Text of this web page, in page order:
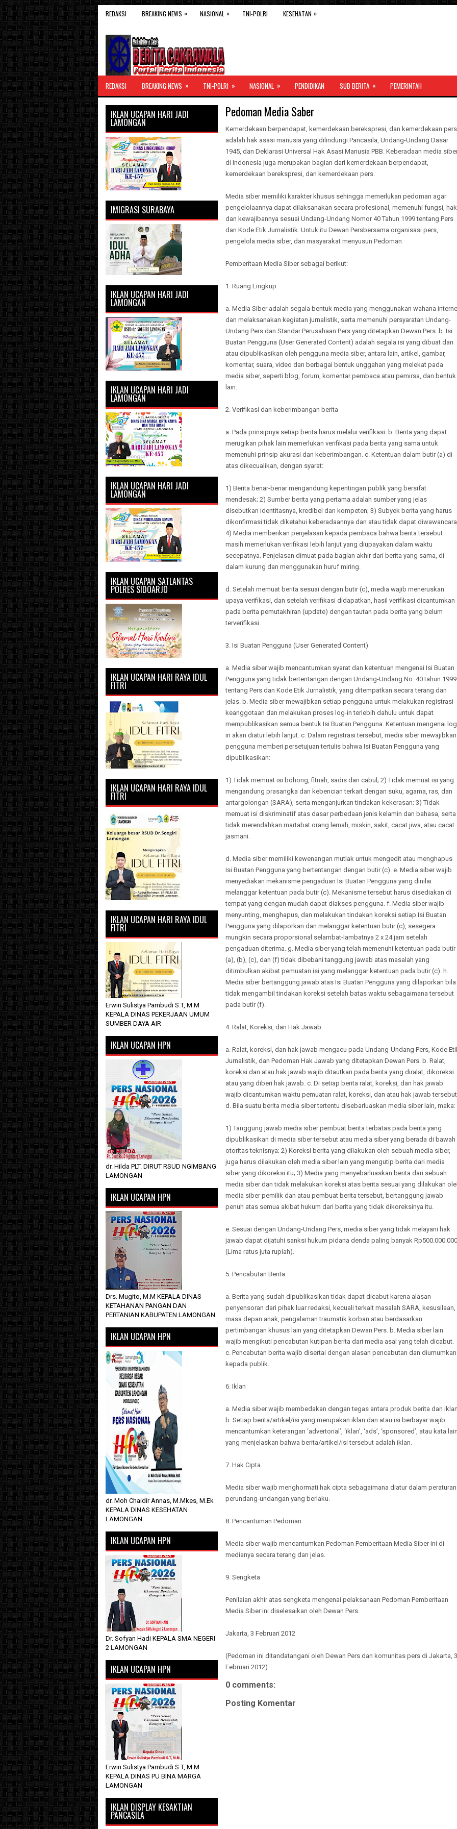
REDAKSI BREAKING NEWS » NASIONAL » TNI-POLRI KESEHATAN »
REDAKSI BREAKING NEWS » TNI-POLRI » NASIONAL » PENDIDIKAN SUB BERITA » PEMERINTAH
Pedoman Media Saber
Kemerdekaan berpendapat, kemerdekaan berekspresi, dan kemerdekaan pers
adalah hak asasi manusia yang dilindungi Pancasila, Undang-Undang Dasar
1945, dan Deklarasi Universal Hak Asasi Manusia PBB. Keberadaan media
di Indonesia juga merupakan bagian dari kemerdekaan berpendapat,
kemerdekaan berekspresi, dan kemerdekaan pers.
Media siber memiliki karakter khusus sehingga memerlukan pedoman agar
pengelolaannya dapat dilaksanakan secara profesional, memenuhi fungsi,
dan kewajibannya sesuai Undang-Undang Nomor 40 Tahun 1999 tentang Pers
dan Kode Etik Jurnalistik. Untuk itu Dewan Persbersama organisasi pers,
pengelola media siber, dan masyarakat menyusun Pedoman
Pemberitaan Media Siber sebagai berikut:
1. Ruang Lingkup
a. Media Siber adalah segala bentuk media yang menggunakan wahana
dan melaksanakan kegiatan jurnalistik, serta memenuhi persyaratan Undang-
Undang Pers dan Standar Perusahaan Pers yang ditetapkan Dewan Pers. b. Isi
Buatan Pengguna (User Generated Content) adalah segala isi yang dibuat dan
atau dipublikasikan oleh pengguna media siber, antara lain, artikel, gambar,
komentar, suara, video dan berbagai bentuk unggahan yang melekat pada
media siber, seperti blog, forum, komentar pembaca atau pemirsa, dan bentuk
lain.
2. Verifikasi dan keberimbangan berita
a. Pada prinsipnya setiap berita harus melalui verifikasi. b. Berita yang dapat
merugikan pihak lain memerlukan verifikasi pada berita yang sama untuk
memenuhi prinsip akurasi dan keberimbangan. c. Ketentuan dalam butir (a) di
atas dikecualikan, dengan syarat:
1) Berita benar-benar mengandung kepentingan publik yang bersifat
mendesak; 2) Sumber berita yang pertama adalah sumber yang jelas
disebutkan identitasnya, kredibel dan kompeten; 3) Subyek berita yang harus
dikonfirmasi tidak diketahui keberadaannya dan atau tidak dapat
4) Media memberikan penjelasan kepada pembaca bahwa berita tersebut
masih memerlukan verifikasi lebih lanjut yang diupayakan dalam waktu
secepatnya. Penjelasan dimuat pada bagian akhir dari berita yang sama, di
dalam kurung dan menggunakan huruf miring.
d. Setelah memuat berita sesuai dengan butir (c), media wajib meneruskan
upaya verifikasi, dan setelah verifikasi didapatkan, hasil verifikasi dicantumkan
pada berita pemutakhiran (update) dengan tautan pada berita yang belum
terverifikasi.
3. Isi Buatan Pengguna (User Generated Content)
a. Media siber wajib mencantumkan syarat dan ketentuan mengenai Isi Buatan
Pengguna yang tidak bertentangan dengan Undang-Undang No. 40 tahun 1999
tentang Pers dan Kode Etik Jurnalistik, yang ditempatkan secara terang dan
jelas. b. Media siber mewajibkan setiap pengguna untuk melakukan registrasi
keanggotaan dan melakukan proses log-in terlebih dahulu untuk dapat
mempublikasikan semua bentuk Isi Buatan Pengguna. Ketentuan mengenai
in akan diatur lebih lanjut. c. Dalam registrasi tersebut, media siber mewajibkan
pengguna memberi persetujuan tertulis bahwa Isi Buatan Pengguna yang
dipublikasikan:
1) Tidak memuat isi bohong, fitnah, sadis dan cabul; 2) Tidak memuat isi yang
mengandung prasangka dan kebencian terkait dengan suku, agama, ras, dan
antargolongan (SARA), serta menganjurkan tindakan kekerasan; 3) Tidak
memuat isi diskriminatif atas dasar perbedaan jenis kelamin dan bahasa, serta
tidak merendahkan martabat orang lemah, miskin, sakit, cacat jiwa, atau cacat
jasmani.
d. Media siber memiliki kewenangan mutlak untuk mengedit atau menghapus
Isi Buatan Pengguna yang bertentangan dengan butir (c). e. Media siber wajib
menyediakan mekanisme pengaduan Isi Buatan Pengguna yang dinilai
melanggar ketentuan pada butir (c). Mekanisme tersebut harus disediakan di
tempat yang dengan mudah dapat diakses pengguna. f. Media siber wajib
menyunting, menghapus, dan melakukan tindakan koreksi setiap Isi Buatan
Pengguna yang dilaporkan dan melanggar ketentuan butir (c), sesegera
mungkin secara proporsional selambat-lambatnya 2 x 24 jam setelah
pengaduan diterima. g. Media siber yang telah memenuhi ketentuan pada butir
(a), (b), (c), dan (f) tidak dibebani tanggung jawab atas masalah yang
ditimbulkan akibat pemuatan isi yang melanggar ketentuan pada butir (c). h.
Media siber bertanggung jawab atas Isi Buatan Pengguna yang dilaporkan bila
tidak mengambil tindakan koreksi setelah batas waktu sebagaimana tersebut
pada butir (f).
4. Ralat, Koreksi, dan Hak Jawab
a. Ralat, koreksi, dan hak jawab mengacu pada Undang-Undang Pers, Kode
Jurnalistik, dan Pedoman Hak Jawab yang ditetapkan Dewan Pers. b. Ralat,
koreksi dan atau hak jawab wajib ditautkan pada berita yang diralat, dikoreksi
atau yang diberi hak jawab. c. Di setiap berita ralat, koreksi, dan hak jawab
wajib dicantumkan waktu pemuatan ralat, koreksi, dan atau hak jawab
d. Bila suatu berita media siber tertentu disebarluaskan media siber lain, maka:
1) Tanggung jawab media siber pembuat berita terbatas pada berita yang
dipublikasikan di media siber tersebut atau media siber yang berada di bawah
otoritas teknisnya; 2) Koreksi berita yang dilakukan oleh sebuah media siber,
juga harus dilakukan oleh media siber lain yang mengutip berita dari media
siber yang dikoreksi itu; 3) Media yang menyebarluaskan berita dari sebuah
media siber dan tidak melakukan koreksi atas berita sesuai yang dilakukan
media siber pemilik dan atau pembuat berita tersebut, bertanggung jawab
penuh atas semua akibat hukum dari berita yang tidak dikoreksinya itu.
e. Sesuai dengan Undang-Undang Pers, media siber yang tidak melayani hak
jawab dapat dijatuhi sanksi hukum pidana denda paling banyak Rp500.000.000
(Lima ratus juta rupiah).
5. Pencabutan Berita
a. Berita yang sudah dipublikasikan tidak dapat dicabut karena alasan
penyensoran dari pihak luar redaksi, kecuali terkait masalah SARA, kesusilaan,
masa depan anak, pengalaman traumatik korban atau berdasarkan
pertimbangan khusus lain yang ditetapkan Dewan Pers. b. Media siber lain
wajib mengikuti pencabutan kutipan berita dari media asal yang telah dicabut.
c. Pencabutan berita wajib disertai dengan alasan pencabutan dan diumumkan
kepada publik.
6. Iklan
a. Media siber wajib membedakan dengan tegas antara produk berita dan
b. Setiap berita/artikel/isi yang merupakan iklan dan atau isi berbayar wajib
mencantumkan keterangan ‘advertorial’, ‘iklan’, ‘ads’, ‘sponsored’, atau kata
yang menjelaskan bahwa berita/artikel/isi tersebut adalah iklan.
7. Hak Cipta
Media siber wajib menghormati hak cipta sebagaimana diatur dalam peraturan
perundang-undangan yang berlaku.
8. Pencantuman Pedoman
Media siber wajib mencantumkan Pedoman Pemberitaan Media Siber ini di
medianya secara terang dan jelas.
9. Sengketa
Penilaian akhir atas sengketa mengenai pelaksanaan Pedoman Pemberitaan
Media Siber ini diselesaikan oleh Dewan Pers.
Jakarta, 3 Februari 2012
(Pedoman ini ditandatangani oleh Dewan Pers dan komunitas pers di Jakarta, 3
Februari 2012).
0 comments:
Posting Komentar
IKLAN UCAPAN HARI JADI
LAMONGAN
IMIGRASI SURABAYA
IKLAN UCAPAN HARI JADI
LAMONGAN
IKLAN UCAPAN HARI JADI
LAMONGAN
IKLAN UCAPAN HARI JADI
LAMONGAN
IKLAN UCAPAN SATLANTAS
POLRES SIDOARJO
IKLAN UCAPAN HARI RAYA IDUL
FITRI
IKLAN UCAPAN HARI RAYA IDUL
FITRI
IKLAN UCAPAN HARI RAYA IDUL
FITRI
Erwin Sulistya Pambudi S.T, M.M
KEPALA DINAS PEKERJAAN UMUM
SUMBER DAYA AIR
IKLAN UCAPAN HPN
dr. Hilda PLT. DIRUT RSUD NGIMBANG
LAMONGAN
IKLAN UCAPAN HPN
Drs. Mugito, M.M KEPALA DINAS
KETAHANAN PANGAN DAN
PERTANIAN KABUPATEN LAMONGAN
IKLAN UCAPAN HPN
dr. Moh Chaidir Annas, M.Mkes, M.Ek
KEPALA DINAS KESEHATAN
LAMONGAN
IKLAN UCAPAN HPN
Dr. Sofyan Hadi KEPALA SMA NEGERI
2 LAMONGAN
IKLAN UCAPAN HPN
Erwin Sulistya Pambudi S.T, M.M.
KEPALA DINAS PU BINA MARGA
LAMONGAN
IKLAN DISPLAY KESAKTIAN
PANCASILA